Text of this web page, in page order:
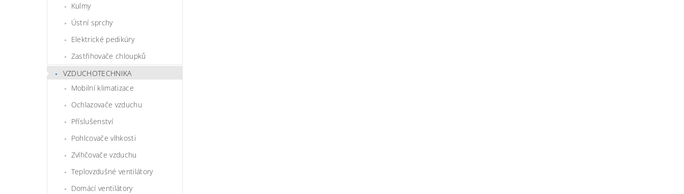
Kulmy
Ústní sprchy
Elektrické pedikúry
Zastřihovače chloupků
VZDUCHOTECHNIKA
Mobilní klimatizace
Ochlazovače vzduchu
Příslušenství
Pohlcovače vlhkosti
Zvlhčovače vzduchu
Teplovzdušné ventilátory
Domácí ventilátory